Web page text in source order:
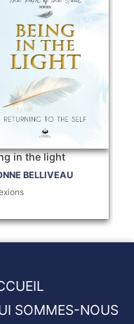
in the light
BELLIVEAU
SOMMES-NOUS